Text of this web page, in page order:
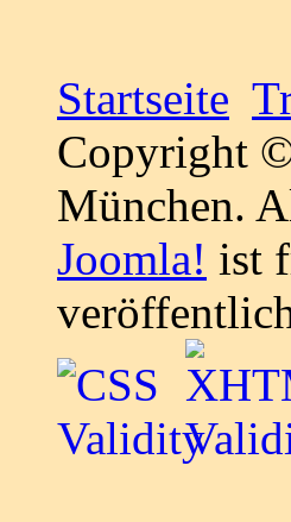
Startseite
Copyright
München.
Joomla! ist